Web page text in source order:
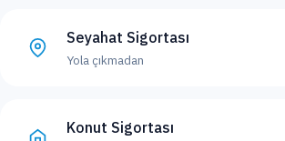
Seyahat Sigortası
Yola çıkmadan
Konut Sigortası